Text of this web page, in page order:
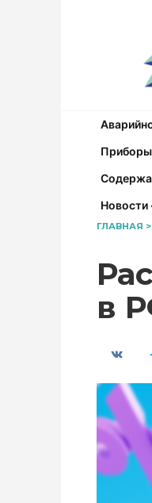
Приборы
Новости
ГЛАВНАЯ >
в